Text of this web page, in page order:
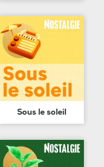
Sous le soleil